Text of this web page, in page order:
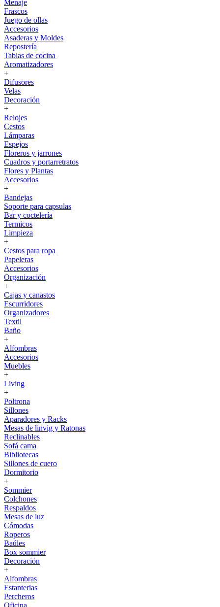
Menaje
Frascos
Juego de ollas
Accesorios
Asaderas y Moldes
Repostería
Tablas de cocina
Aromatizadores
+
Difusores
Velas
Decoración
+
Relojes
Cestos
Lámparas
Espejos
Floreros y jarrones
Cuadros y portarretratos
Flores y Plantas
Accesorios
+
Bandejas
Soporte para capsulas
Bar y coctelería
Termicos
Limpieza
+
Cestos para ropa
Papeleras
Accesorios
Organización
+
Cajas y canastos
Escurridores
Organizadores
Textil
Baño
+
Alfombras
Accesorios
Muebles
+
Living
+
Poltrona
Sillones
Aparadores y Racks
Mesas de linvig y Ratonas
Reclinables
Sofá cama
Bibliotecas
Sillones de cuero
Dormitorio
+
Sommier
Colchones
Respaldos
Mesas de luz
Cómodas
Roperos
Baúles
Box sommier
Decoración
+
Alfombras
Estanterias
Percheros
Oficina